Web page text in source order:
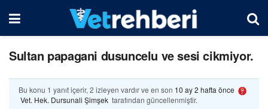
Sultan papagani dusuncelu ve sesi cikmiyor.
Bu konu 1 yanıt içerir, 2 izleyen vardır ve en son 10 ay 2 hafta önce
Vet. Hek. Dursunali Şimşek tarafından güncellenmiştir.